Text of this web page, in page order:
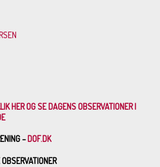
HER OG SE DAGENS OBSERVATIONER I
–DOF.DK